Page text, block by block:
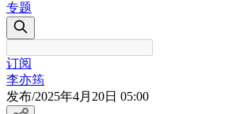
专题
订阅
李亦筠
发布/2025年4月20日 05:00